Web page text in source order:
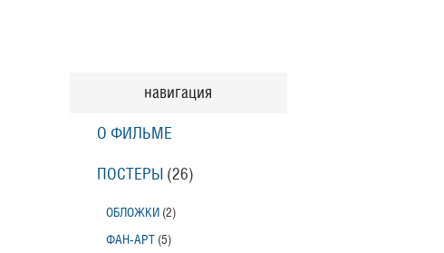
навигация
О ФИЛЬМЕ
ПОСТЕРЫ (26)
ОБЛОЖКИ (2)
ФАН-АРТ (5)